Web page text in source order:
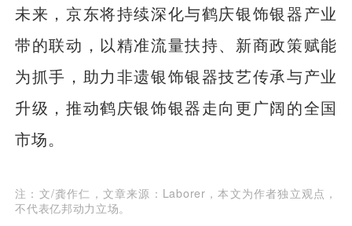
未来，京东将持续深化与鹤庆银饰银器产业
带的联动，以精准流量扶持、新商政策赋能
为抓手，助力非遗银饰银器技艺传承与产业
升级，推动鹤庆银饰银器走向更广阔的全国
市场。
注：文/龚作仁，文章来源：Laborer，本文为作者独立观点，
不代表亿邦动力立场。